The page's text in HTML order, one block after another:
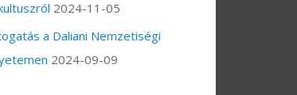
2024-11-05
a Daliani Nemzetiségi
2024-09-09